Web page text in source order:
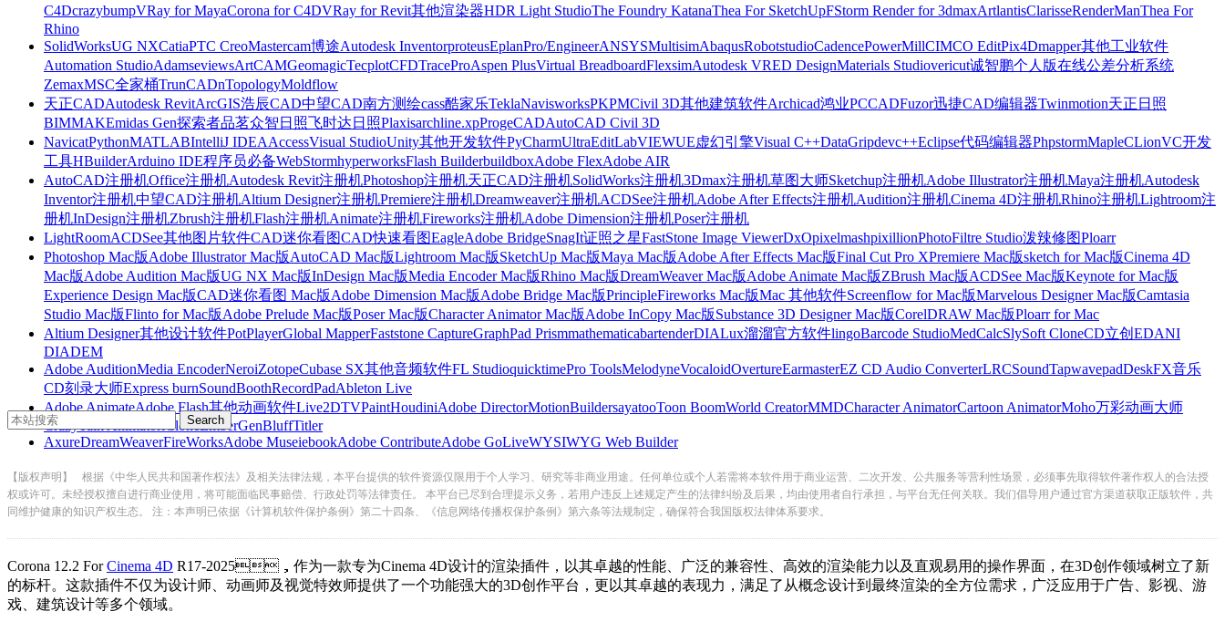
C4DcrazybumpVRay for MayaCorona for C4DVRay for Revit其他渲染器HDR Light StudioThe Foundry KatanaThea For SketchUpFStorm Render for 3dmaxArtlantisClarisseRenderManThea For
Rhino
SolidWorksUG NXCatiaPTC CreoMastercam博途Autodesk InventorproteusEplanPro/EngineerANSYSMultisimAbaqusRobotstudioCadencePowerMillCIMCO EditPix4Dmapper其他工业软件
Automation StudioAdamseviewsArtCAMGeomagicTecplotCFDTraceProAspen PlusVirtual BreadboardFlexsimAutodesk VRED DesignMaterials Studiovericut诚智鹏个人版在线公差分析系统
ZemaxMSC全家桶TrunCADnTopologyMoldflow
天正CADAutodesk RevitArcGIS浩辰CAD中望CAD南方测绘cass酷家乐TeklaNavisworksPKPMCivil 3D其他建筑软件Archicad鸿业PCCADFuzor迅捷CAD编辑器Twinmotion天正日照
BIMMAKEmidas Gen探索者品茗众智日照飞时达日照Plaxisarchline.xpProgeCADAutoCAD Civil 3D
NavicatPythonMATLABIntelliJ IDEAAccessVisual StudioUnity其他开发软件PyCharmUltraEditLabVIEWUE虚幻引擎Visual C++DataGripdevc++Eclipse代码编辑器PhpstormMapleCLionVC开发
工具HBuilderArduino IDE程序员必备WebStormhyperworksFlash BuilderbuildboxAdobe FlexAdobe AIR
AutoCAD注册机Office注册机Autodesk Revit注册机Photoshop注册机天正CAD注册机SolidWorks注册机3Dmax注册机草图大师Sketchup注册机Adobe Illustrator注册机Maya注册机Autodesk
Inventor注册机中望CAD注册机Altium Designer注册机Premiere注册机Dreamweaver注册机ACDSee注册机Adobe After Effects注册机Audition注册机Cinema 4D注册机Rhino注册机Lightroom注
册机InDesign注册机Zbrush注册机Flash注册机Animate注册机Fireworks注册机Adobe Dimension注册机Poser注册机
LightRoomACDSee其他图片软件CAD迷你看图CAD快速看图EagleAdobe BridgeSnagIt证照之星FastStone Image ViewerDxOpixelmashpixillionPhotoFiltre Studio泼辣修图Ploarr
Photoshop Mac版Adobe Illustrator Mac版AutoCAD Mac版Lightroom Mac版SketchUp Mac版Maya Mac版Adobe After Effects Mac版Final Cut Pro XPremiere Mac版sketch for Mac版Cinema 4D
Mac版Adobe Audition Mac版UG NX Mac版InDesign Mac版Media Encoder Mac版Rhino Mac版DreamWeaver Mac版Adobe Animate Mac版ZBrush Mac版ACDSee Mac版Keynote for Mac版
Experience Design Mac版CAD迷你看图 Mac版Adobe Dimension Mac版Adobe Bridge Mac版PrincipleFireworks Mac版Mac 其他软件Screenflow for Mac版Marvelous Designer Mac版Camtasia
Studio Mac版Flinto for Mac版Adobe Prelude Mac版Poser Mac版Character Animator Mac版Adobe InCopy Mac版Substance 3D Designer Mac版CorelDRAW Mac版Ploarr for Mac
Altium Designer其他设计软件PotPlayerGlobal MapperFaststone CaptureGraphPad PrismmathematicabartenderDIALux溜溜官方软件lingoBarcode StudioMedCalcSlySoft CloneCD立创EDANI
DIADEM
Adobe AuditionMedia EncoderNeroiZotopeCubase SX其他音频软件FL StudioquicktimePro ToolsMelodyneVocaloidOvertureEarmasterEZ CD Audio ConverterLRCSoundTapwavepadDeskFX音乐
CD刻录大师Express burnSoundBoothRecordPadAbleton Live
Adobe AnimateAdobe Flash其他动画软件Live2DTVPaintHoudiniAdobe DirectorMotionBuildersayatooToon BoomWorld CreatorMMDCharacter AnimatorCartoon AnimatorMoho万彩动画大师
CrazyTalk AnimatoriCloneEmberGenBluffTitler
AxureDreamWeaverFireWorksAdobe MuseiebookAdobe ContributeAdobe GoLiveWYSIWYG Web Builder
【版权声明】
根据《中华人民共和国著作权法》及相关法律法规，本平台提供的软件资源仅限用于个人学习、研究等非商业用途。任何单位或个人若需将本软件用于商业运营、二次开发、公共服务等营利性场景，必须事先取得软件著作权人的合法授
权或许可。未经授权擅自进行商业使用，将可能面临民事赔偿、行政处罚等法律责任。 本平台已尽到合理提示义务，若用户违反上述规定产生的法律纠纷及后果，均由使用者自行承担，与平台无任何关联。我们倡导用户通过官方渠道获取正版软件，共
同维护健康的知识产权生态。 注：本声明已依据《计算机软件保护条例》第二十四条、《信息网络传播权保护条例》第六条等法规制定，确保符合我国版权法律体系要求。
Corona 12.2 ForCinema 4D R17-2025，作为一款专为Cinema 4D设计的渲染插件，以其卓越的性能、广泛的兼容性、高效的渲染能力以及直观易用的操作界面，在3D创作领域树立了新
的标杆。这款插件不仅为设计师、动画师及视觉特效师提供了一个功能强大的3D创作平台，更以其卓越的表现力，满足了从概念设计到最终渲染的全方位需求，广泛应用于广告、影视、游
戏、建筑设计等多个领域。